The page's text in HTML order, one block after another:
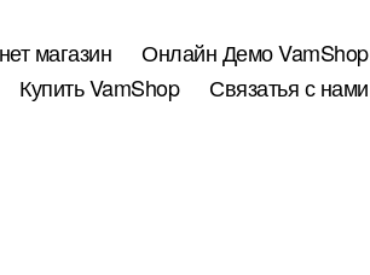
магазин
Онлайн Демо VamShop
Купить VamShop
Связатья с нами